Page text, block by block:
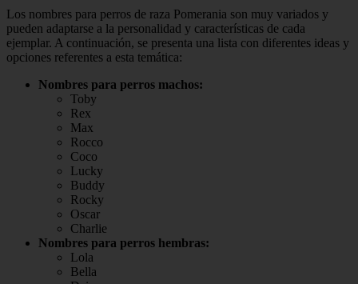
Los nombres para perros de raza Pomerania son muy variados y
pueden adaptarse a la personalidad y características de cada
ejemplar. A continuación, se presenta una lista con diferentes ideas y
opciones referentes a esta temática:
Nombres para perros machos:
Toby
Rex
Max
Rocco
Coco
Lucky
Buddy
Rocky
Oscar
Charlie
Nombres para perros hembras:
Lola
Bella